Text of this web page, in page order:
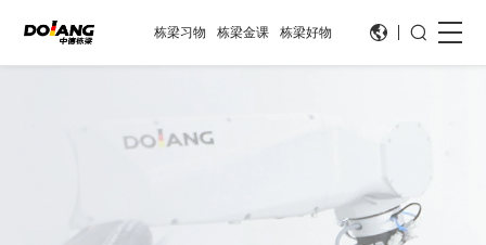
栋梁习物 栋梁金课 栋梁好物